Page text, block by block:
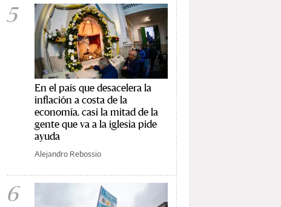
5
En el país que desacelera la
inflación a costa de la
economía, casi la mitad de la
gente que va a la iglesia pide
ayuda
Alejandro Rebossio
6